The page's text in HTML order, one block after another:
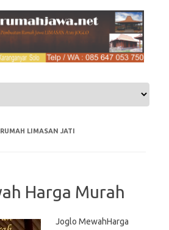
LIMASAN JATI
Harga Murah
Joglo MewahHarga